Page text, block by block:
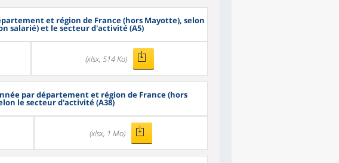
et région de France (hors Mayotte), selon
salarié) et le secteur d'activité (A5)
(xlsx, 514 Ko)
par département et région de France (hors
le secteur d'activité (A38)
(xlsx, 1 Mo)